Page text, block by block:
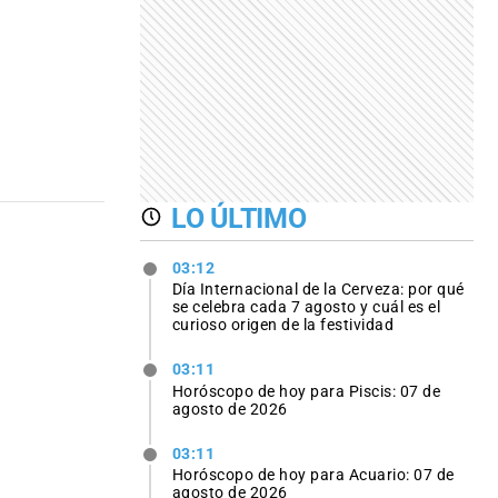
LO ÚLTIMO
03:12
Día Internacional de la Cerveza: por qué
se celebra cada 7 agosto y cuál es el
curioso origen de la festividad
03:11
Horóscopo de hoy para Piscis: 07 de
agosto de 2026
03:11
Horóscopo de hoy para Acuario: 07 de
agosto de 2026